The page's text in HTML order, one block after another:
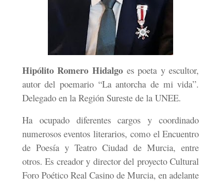
Hipólito Romero Hidalgoes poeta y escultor,
autor del poemario “La antorcha de mi vida”.
Delegado en la Región Sureste de la UNEE.
Ha ocupado diferentes cargos y coordinado
numerosos eventos literarios, como el Encuentro
de Poesía y Teatro Ciudad de Murcia, entre
otros. Es creador y director del proyecto Cultural
Foro Poético Real Casino de Murcia, en adelante